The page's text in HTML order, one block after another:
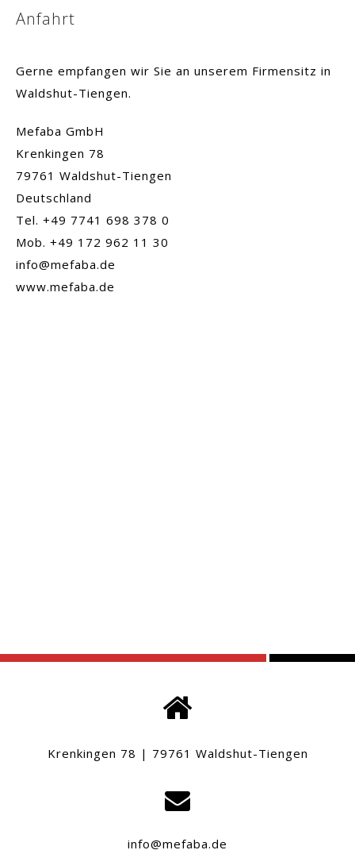
Anfahrt
Gerne empfangen wir Sie an unserem Firmensitz in
Waldshut-Tiengen.
Mefaba GmbH
Krenkingen 78
79761 Waldshut-Tiengen
Deutschland
Tel. +49 7741 698 378 0
Mob. +49 172 962 11 30
info@mefaba.de
www.mefaba.de
Krenkingen 78 | 79761 Waldshut-Tiengen
info@mefaba.de